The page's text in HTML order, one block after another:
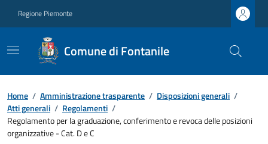
Regione Piemonte
Comune di Fontanile
Home / Amministrazione trasparente / Disposizioni generali /
Atti generali / Regolamenti /
Regolamento per la graduazione, conferimento e revoca delle posizioni
organizzative - Cat. D e C